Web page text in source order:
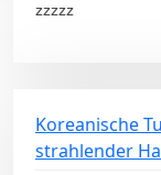
zzzzz
Koreanische
strahlender